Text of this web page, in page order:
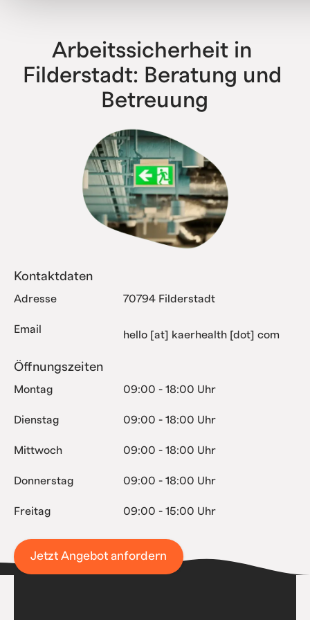
Arbeitssicherheit in
Filderstadt: Beratung und
Betreuung
Kontaktdaten
Adresse 70794 Filderstadt
Email hello [at] kaerhealth [dot] com
Öffnungszeiten
Montag 09:00 - 18:00 Uhr
Dienstag 09:00 - 18:00 Uhr
Mittwoch 09:00 - 18:00 Uhr
Donnerstag 09:00 - 18:00 Uhr
Freitag 09:00 - 15:00 Uhr
Jetzt Angebot anfordern